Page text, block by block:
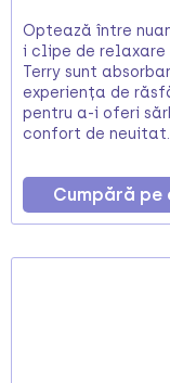
Optează între
i clipe de relaxare
Terry sunt
experiența de
pentru a-i oferi
confort de neuitat.
Cumpără pe